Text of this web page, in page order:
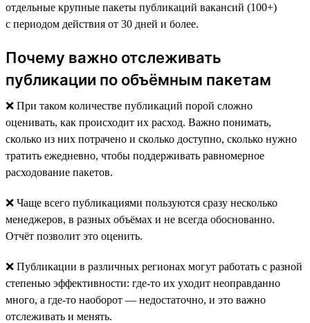
отдельные крупные пакеты публикаций вакансий (100+)
с периодом действия от 30 дней и более.
Почему важно отслеживать
публикации по объёмным пакетам
❌ При таком количестве публикаций порой сложно
оценивать, как происходит их расход. Важно понимать,
сколько из них потрачено и сколько доступно, сколько нужно
тратить ежедневно, чтобы поддерживать равномерное
расходование пакетов.
❌ Чаще всего публикациями пользуются сразу несколько
менеджеров, в разных объёмах и не всегда обоснованно.
Отчёт позволит это оценить.
❌ Публикации в различных регионах могут работать с разной
степенью эффективности: где-то их уходит неоправданно
много, а где-то наоборот — недостаточно, и это важно
отслеживать и менять.